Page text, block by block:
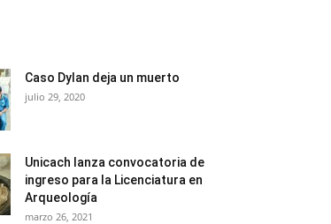
Caso Dylan deja un muerto
julio 29, 2020
Unicach lanza convocatoria de
ingreso para la Licenciatura en
Arqueología
marzo 26, 2021